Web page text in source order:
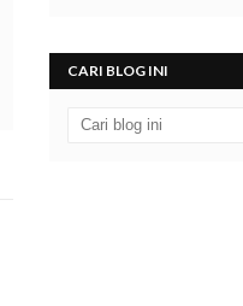
CARI BLOG INI